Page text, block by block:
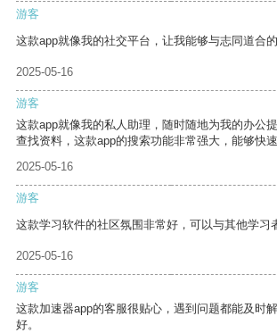
游客
这款app就像我的社交平台，让我能够与志同道合的
2025-05-16
游客
这款app就像我的私人助理，随时随地为我的办公
查找资料，这款app的搜索功能非常强大，能够快
2025-05-16
游客
这款学习软件的社区氛围非常好，可以与其他学习
2025-05-16
游客
这款加速器app的客服很贴心，遇到问题都能及时
好。